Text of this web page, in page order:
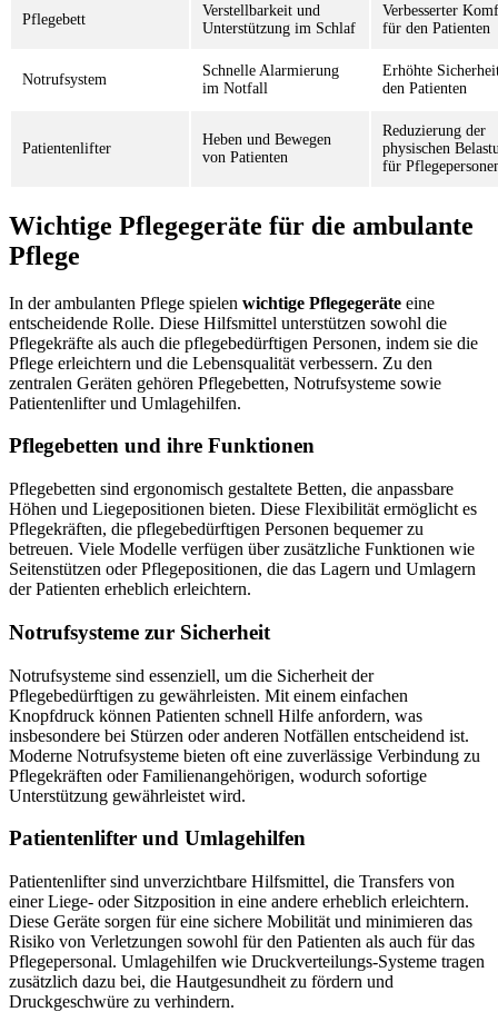
Pflegebett
Verstellbarkeit und
Unterstützung im Schlaf
Verbesserter
für den Patienten
Notrufsystem
Schnelle Alarmierung
im Notfall
Erhöhte
den Patienten
Patientenlifter
Heben und Bewegen
von Patienten
Reduzierung der
physischen
für
Wichtige Pflegegeräte für die ambulante
Pflege
In der ambulanten Pflege spielen wichtige Pflegegeräte eine
entscheidende Rolle. Diese Hilfsmittel unterstützen sowohl die
Pflegekräfte als auch die pflegebedürftigen Personen, indem sie die
Pflege erleichtern und die Lebensqualität verbessern. Zu den
zentralen Geräten gehören Pflegebetten, Notrufsysteme sowie
Patientenlifter und Umlagehilfen.
Pflegebetten und ihre Funktionen
Pflegebetten sind ergonomisch gestaltete Betten, die anpassbare
Höhen und Liegepositionen bieten. Diese Flexibilität ermöglicht es
Pflegekräften, die pflegebedürftigen Personen bequemer zu
betreuen. Viele Modelle verfügen über zusätzliche Funktionen wie
Seitenstützen oder Pflegepositionen, die das Lagern und Umlagern
der Patienten erheblich erleichtern.
Notrufsysteme zur Sicherheit
Notrufsysteme sind essenziell, um die Sicherheit der
Pflegebedürftigen zu gewährleisten. Mit einem einfachen
Knopfdruck können Patienten schnell Hilfe anfordern, was
insbesondere bei Stürzen oder anderen Notfällen entscheidend ist.
Moderne Notrufsysteme bieten oft eine zuverlässige Verbindung zu
Pflegekräften oder Familienangehörigen, wodurch sofortige
Unterstützung gewährleistet wird.
Patientenlifter und Umlagehilfen
Patientenlifter sind unverzichtbare Hilfsmittel, die Transfers von
einer Liege- oder Sitzposition in eine andere erheblich erleichtern.
Diese Geräte sorgen für eine sichere Mobilität und minimieren das
Risiko von Verletzungen sowohl für den Patienten als auch für das
Pflegepersonal. Umlagehilfen wie Druckverteilungs-Systeme tragen
zusätzlich dazu bei, die Hautgesundheit zu fördern und
Druckgeschwüre zu verhindern.